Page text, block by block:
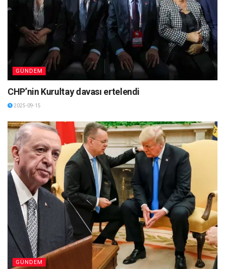
GÜNDEM
CHP’nin Kurultay davası ertelendi
2025-09-15
GÜNDEM